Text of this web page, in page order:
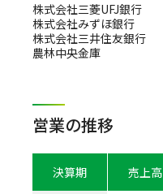
株式会社三菱UFJ銀行
株式会社みずほ銀行
株式会社三井住友銀行
農林中央金庫
営業の推移
決算期 売上高